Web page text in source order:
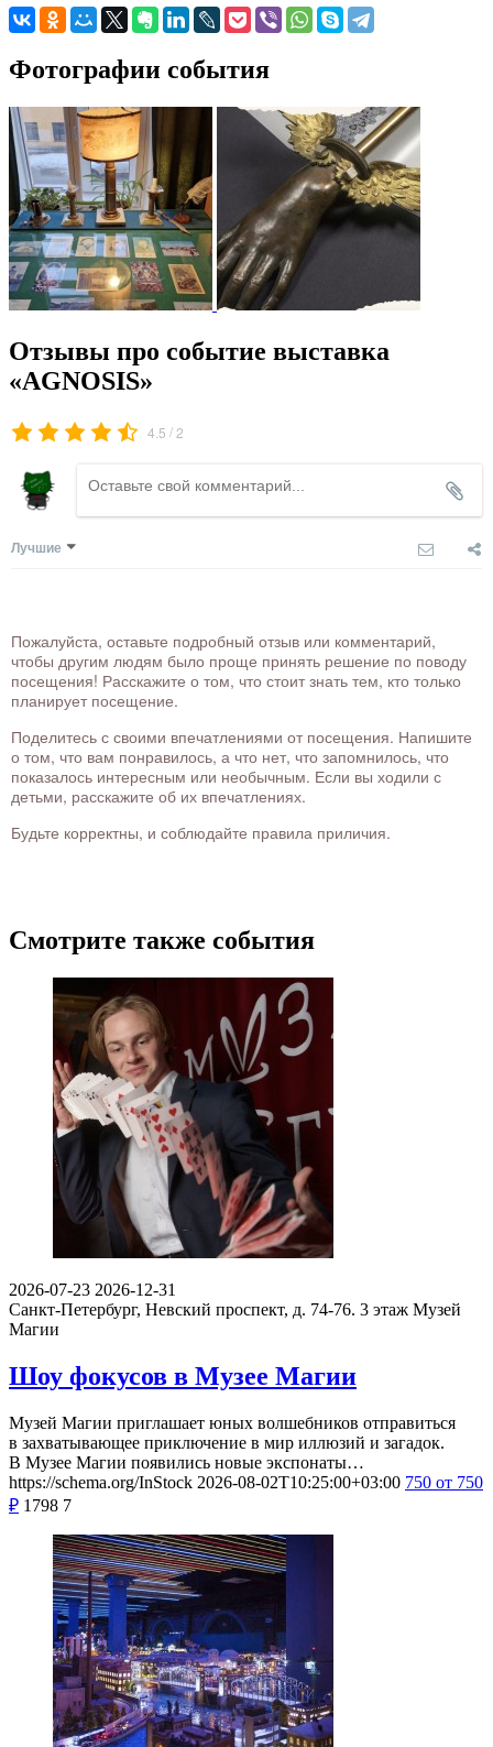
Фотографии события
Отзывы про событие выставка
«AGNOSIS»
4.5 /2
Лучшие
Пожалуйста, оставьте подробный отзыв или комментарий,
чтобы другим людям было проще принять решение по поводу
посещения! Расскажите о том, что стоит знать тем, кто только
планирует посещение.
Поделитесь с своими впечатлениями от посещения. Напишите
о том, что вам понравилось, а что нет, что запомнилось, что
показалось интересным или необычным. Если вы ходили с
детьми, расскажите об их впечатлениях.
Будьте корректны, и соблюдайте правила приличия.
Смотрите также события
2026-07-23 2026-12-31
Санкт-Петербург, Невский проспект, д. 74-76. 3 этаж Музей
Магии
Шоу фокусов в Музее Магии
Музей Магии приглашает юных волшебников отправиться
в захватывающее приключение в мир иллюзий и загадок.
В Музее Магии появились новые экспонаты…
https://schema.org/InStock 2026-08-02T10:25:00+03:00 750 от 750
₽ 1798 7